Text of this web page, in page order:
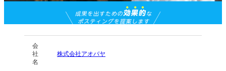
会
社
名
株式会社アオバヤ